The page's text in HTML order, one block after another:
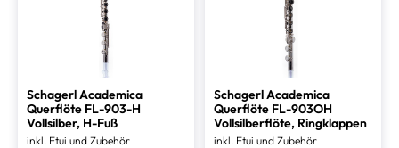
Schagerl Academica
Querflöte FL-903-H
Vollsilber, H-Fuß
inkl. Etui und Zubehör
Schagerl Academica
Querflöte FL-903OH
Vollsilberflöte, Ringklappen
inkl. Etui und Zubehör